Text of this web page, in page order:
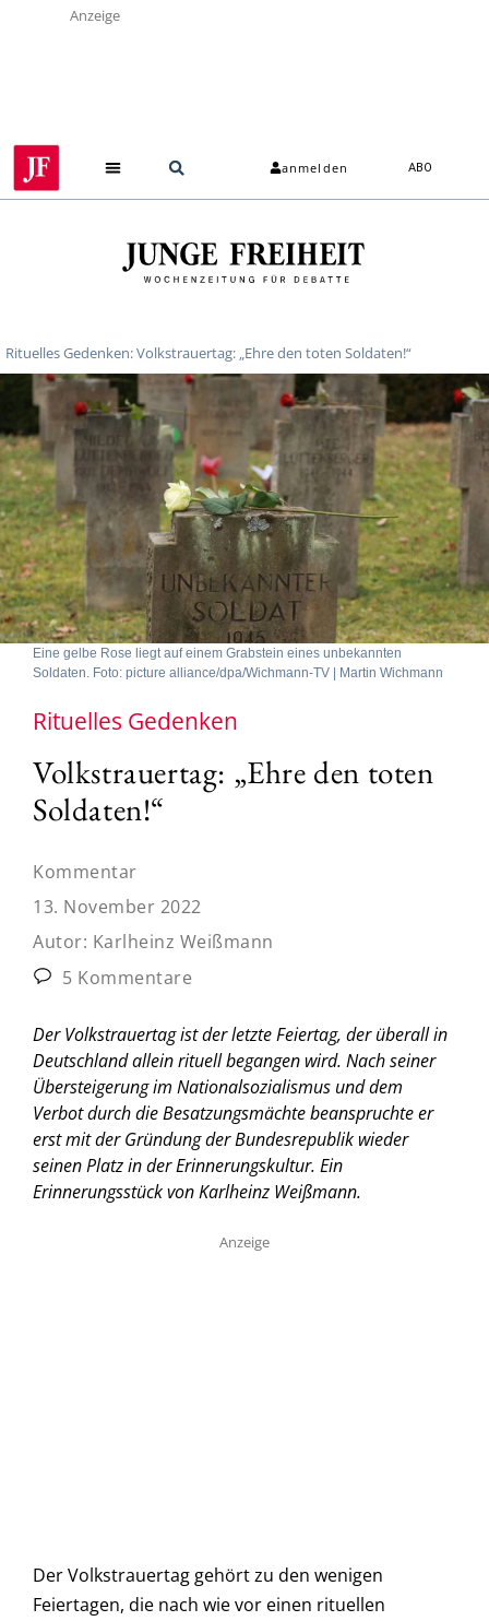
Anzeige
anmelden ABO
Rituelles Gedenken: Volkstrauertag: „Ehre den toten Soldaten!“
Eine gelbe Rose liegt auf einem Grabstein eines unbekannten
Soldaten. Foto: picture alliance/dpa/Wichmann-TV | Martin Wichmann
Rituelles Gedenken
Volkstrauertag: „Ehre den toten
Soldaten!“
Kommentar
13. November 2022
Autor: Karlheinz Weißmann
5 Kommentare
Der Volkstrauertag ist der letzte Feiertag, der überall in
Deutschland allein rituell begangen wird. Nach seiner
Übersteigerung im Nationalsozialismus und dem
Verbot durch die Besatzungsmächte beanspruchte er
erst mit der Gründung der Bundesrepublik wieder
seinen Platz in der Erinnerungskultur. Ein
Erinnerungsstück von Karlheinz Weißmann.
Anzeige
Der Volkstrauertag gehört zu den wenigen
Feiertagen, die nach wie vor einen rituellen